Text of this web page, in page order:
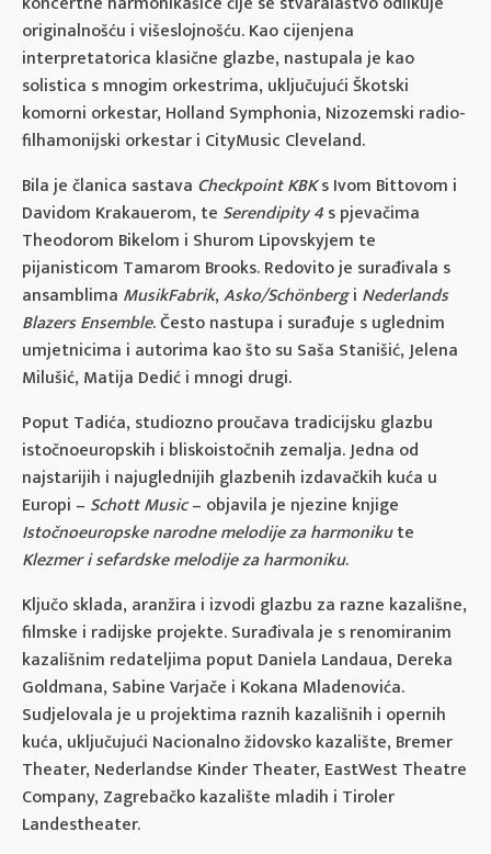
originalnošću i višeslojnošću. Kao cijenjena
interpretatorica klasične glazbe, nastupala je kao
solistica s mnogim orkestrima, uključujući Škotski
komorni orkestar, Holland Symphonia, Nizozemski radio-
filhamonijski orkestar i CityMusic Cleveland.
Bila je članica sastava Checkpoint KBKs Ivom Bittovom i
Davidom Krakauerom, te Serendipity 4s pjevačima
Theodorom Bikelom i Shurom Lipovskyjem te
pijanisticom Tamarom Brooks. Redovito je surađivala s
ansamblima MusikFabrik,Asko/Schönbergi Nederlands
Blazers Ensemble. Često nastupa i surađuje s uglednim
umjetnicima i autorima kao što su Saša Stanišić, Jelena
Milušić, Matija Dedić i mnogi drugi.
Poput Tadića, studiozno proučava tradicijsku glazbu
istočnoeuropskih i bliskoistočnih zemalja. Jedna od
najstarijih i najuglednijih glazbenih izdavačkih kuća u
Europi – Schott Music– objavila je njezine knjige
Istočnoeuropske narodne melodije za harmonikute
Klezmer i sefardske melodije za harmoniku.
Ključo sklada, aranžira i izvodi glazbu za razne kazališne,
filmske i radijske projekte. Surađivala je s renomiranim
kazališnim redateljima poput Daniela Landaua, Dereka
Goldmana, Sabine Varjače i Kokana Mladenovića.
Sudjelovala je u projektima raznih kazališnih i opernih
kuća, uključujući Nacionalno židovsko kazalište, Bremer
Theater, Nederlandse Kinder Theater, EastWest Theatre
Company, Zagrebačko kazalište mladih i Tiroler
Landestheater.